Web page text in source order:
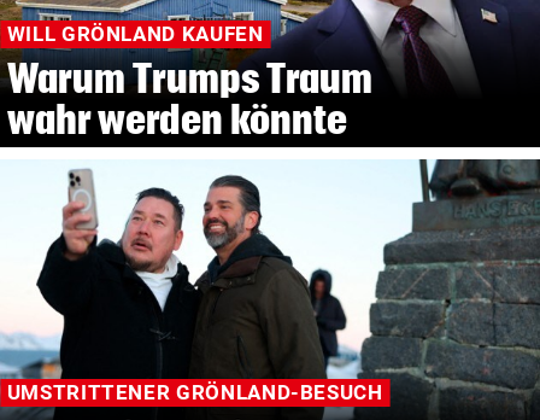
WILL GRÖNLAND KAUFEN
Warum Trumps Traum
wahr werden könnte
UMSTRITTENER GRÖNLAND-BESUCH